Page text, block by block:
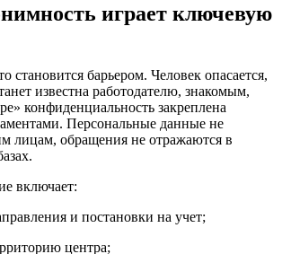
играет ключевую
становится барьером. Человек опасается,
известна работодателю, знакомым,
конфиденциальность закреплена
Персональные данные не
лицам, обращения не отражаются в
включает:
и постановки на учет;
центра;